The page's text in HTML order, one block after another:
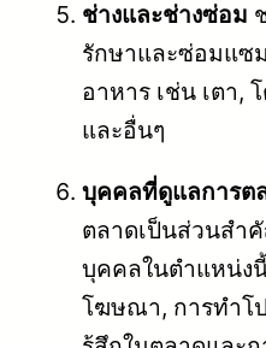
ช่างและช่างซ่อม
รักษาและซ่อมแซ
อาหาร เช่น เตา,
และอื่นๆ
บุคคลที่ดูแลการต
ตลาดเป็นส่วนสำ
บุคคลในตำแหน่ง
โฆษณา, การทำโ